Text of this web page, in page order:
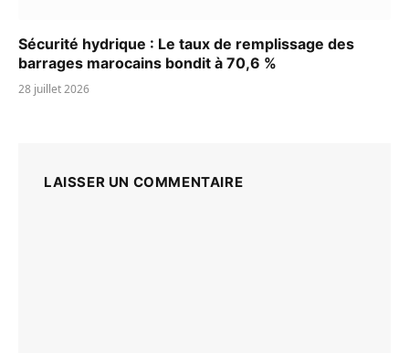
Sécurité hydrique : Le taux de remplissage des
barrages marocains bondit à 70,6 %
28 juillet 2026
LAISSER UN COMMENTAIRE